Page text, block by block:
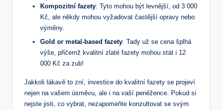
Kompozitní fazety: Tyto mohou být levnější, od 3 000
Kč, ale někdy mohou vyžadovat častější opravy nebo
výměny.
Gold or metal-based fazety: Tady už se cena šplhá
výše, přičemž kvalitní zlaté fazety mohou stát i 12
000 Kč za zub!
Jakkoli lákavě to zní, investice do kvalitní fazety se projeví
nejen na vašem úsměvu, ale i na vaší peněžence. Pokud si
nejste jisti, co vybrat, nezapomeňte konzultovat se svým